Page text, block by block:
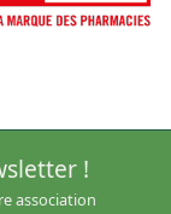
!
association